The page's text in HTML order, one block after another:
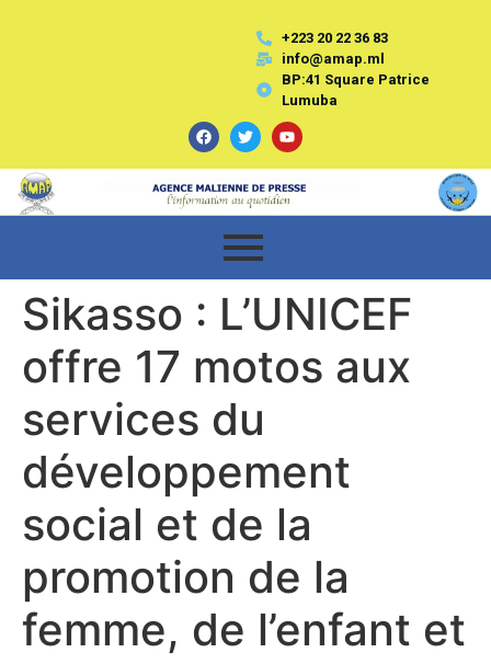
+223 20 22 36 83
info@amap.ml
BP:41 Square Patrice
Lumuba
Sikasso : L’UNICEF
offre 17 motos aux
services du
développement
social et de la
promotion de la
femme, de l’enfant et